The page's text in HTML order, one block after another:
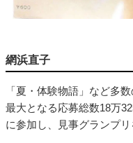
網浜直子
「夏・体験物語」など多
最大となる応募総数18万
に参加し、見事グランプリ